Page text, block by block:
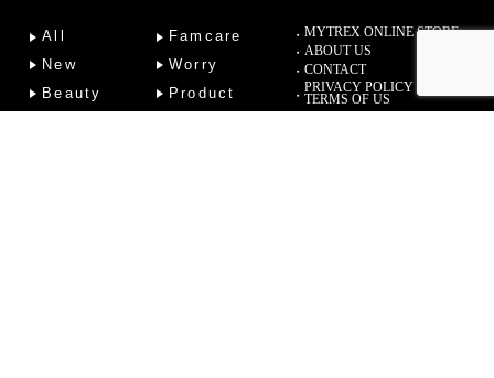
All
New
Beauty
Famcare
Worry
Product
MYTREX ONLINE STORE
ABOUT US
CONTACT
PRIVACY POLICY
TERMS OF US